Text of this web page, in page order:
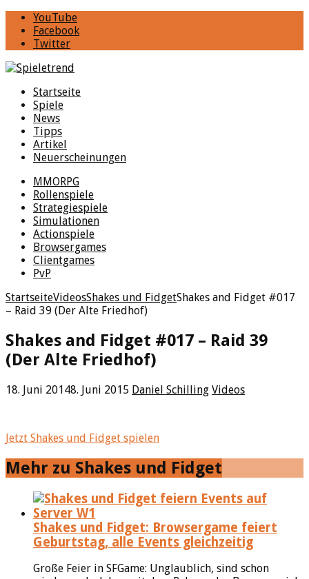
YouTube
Facebook
Twitter
Startseite
Spiele
News
Tipps
Artikel
Neuerscheinungen
MMORPG
Rollenspiele
Strategiespiele
Simulationen
Actionspiele
Browsergames
Clientgames
PvP
StartseiteVideosShakes und FidgetShakes and Fidget #017
– Raid 39 (Der Alte Friedhof)
Shakes and Fidget #017 – Raid 39
(Der Alte Friedhof)
18. Juni 20148. Juni 2015 Daniel Schilling Videos
Jetzt Shakes und Fidget spielen
Mehr zu Shakes und Fidget
Shakes und Fidget: Browsergame feiert
Geburtstag, alle Events gleichzeitig
Große Feier in SFGame: Unglaublich, sind schon